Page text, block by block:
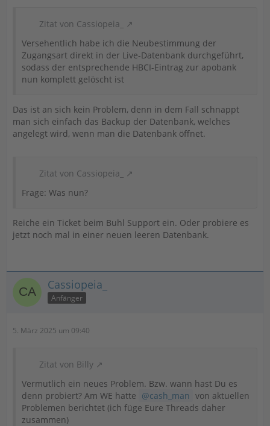
Zitat von Cassiopeia_
Versehentlich habe ich die Neubestimmung der
Zugangsart direkt in der Live-Datenbank durchgeführt,
sodass der entsprechende HBCI-Eintrag zur apobank
nun komplett gelöscht ist
Das ist an sich kein Problem, denn in dem Fall schnappt
man sich einfach das Backup der Datenbank, welches
angelegt wird, wenn man die Datenbank öffnet.
Zitat von Cassiopeia_
Frage: Was nun?
Reiche ein Ticket beim Buhl Support ein. Oder probiere es
jetzt noch mal in einer neuen leeren Datenbank.
Cassiopeia_
Anfänger
5. März 2025 um 09:40
Zitat von Billy
Vermutlich ein neues Problem. Bzw. wann hast Du es
denn probiert? Am WE hatte
cash_man von aktuellen
Problemen berichtet (ich füge Eure Threads daher
zusammen)